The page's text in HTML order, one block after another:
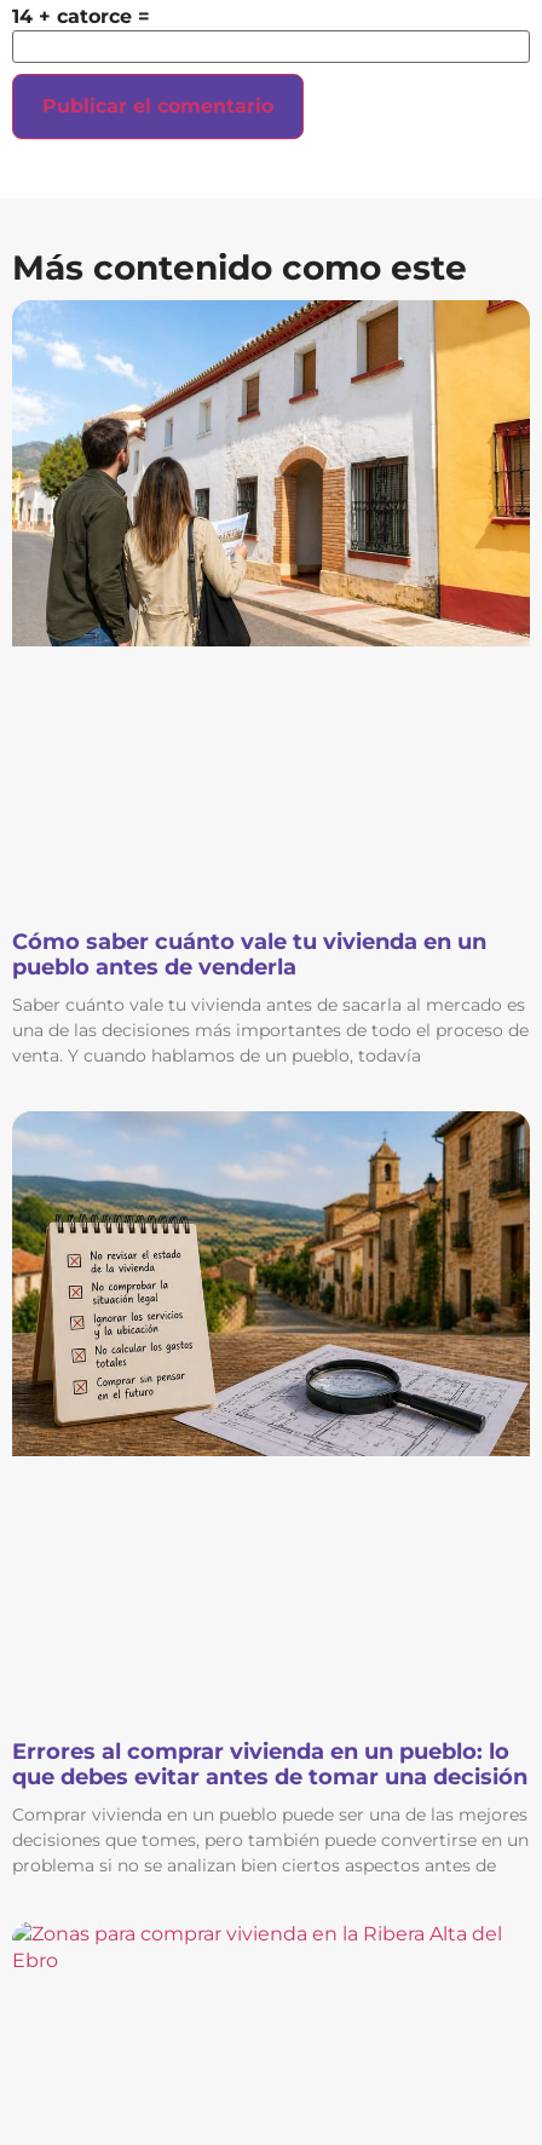
14 + catorce =
Más contenido como este
Cómo saber cuánto vale tu vivienda en un
pueblo antes de venderla
Saber cuánto vale tu vivienda antes de sacarla al mercado es
una de las decisiones más importantes de todo el proceso de
venta. Y cuando hablamos de un pueblo, todavía
Errores al comprar vivienda en un pueblo: lo
que debes evitar antes de tomar una decisión
Comprar vivienda en un pueblo puede ser una de las mejores
decisiones que tomes, pero también puede convertirse en un
problema si no se analizan bien ciertos aspectos antes de